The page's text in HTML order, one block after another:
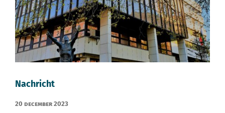
Nachricht
20 December 2023